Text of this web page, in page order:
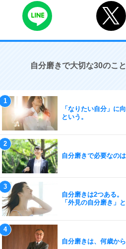
自分磨きで大切な30のこと
「なりたい自分」に
という。
自分磨きで必要なの
自分磨きは2つある。
「外見の自分磨き」
自分磨きは、何歳から